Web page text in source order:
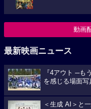
動画
最新映画ニュース
『4アウト ─も
を感じる場面写
＜生成 AI＞と